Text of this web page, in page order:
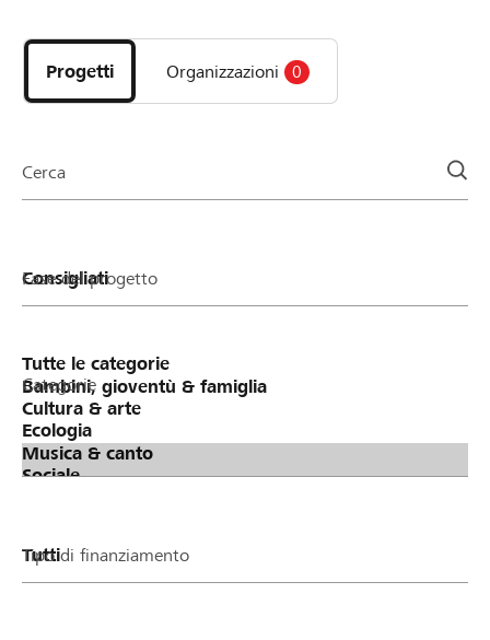
DE FR IT
i
progetti
e
della
Progetti Organizzazioni 0
Cerca
Fase del progetto
Categorie
Tipo di finanziamento